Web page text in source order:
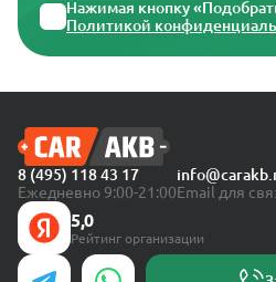
Нажимая кнопку
Политикой
8 (495) 118 43 17
Ежедневно 9:00-21:00Email для
5,0
Рейтинг организации